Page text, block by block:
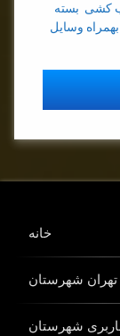
کشی بسته
وسایل
خانه
تهران شهرستان
شهرستان